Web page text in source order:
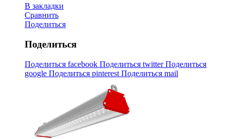
В закладки
Сравнить
Поделиться
Поделиться
Поделиться facebook Поделиться twitterПоделиться
google Поделиться pinterest Поделиться mail